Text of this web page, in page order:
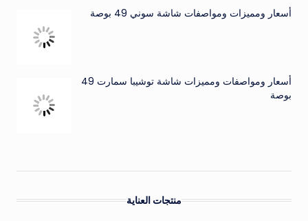
أسعار ومميزات ومواصفات شاشة سوني 49 بوصة
أسعار ومواصفات ومميزات شاشة توشيبا سمارت 49
بوصة
منتجات العناية